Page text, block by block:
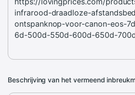
Beschrijving van het vermeend